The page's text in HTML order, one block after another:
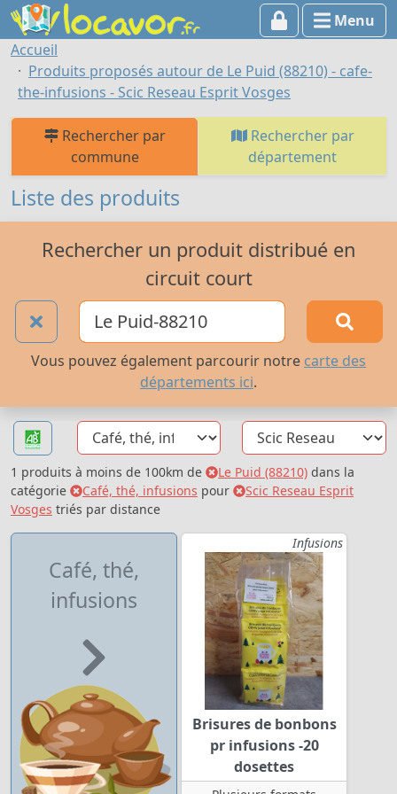
Menu
Accueil
Produits proposés autour de Le Puid (88210) - cafe-
the-infusions - Scic Reseau Esprit Vosges
Rechercher par
commune
Rechercher par
département
Liste des produits
Rechercher un produit distribué en
circuit court
Vous pouvez également parcourir notre carte des
départements ici.
1 produits à moins de 100km de Le Puid (88210) dans la
catégorie
Café, thé, infusions pour
Scic Reseau Esprit
Vosges triés par distance
Café, thé,
infusions
Infusions
Brisures de bonbons
pr infusions -20
dosettes